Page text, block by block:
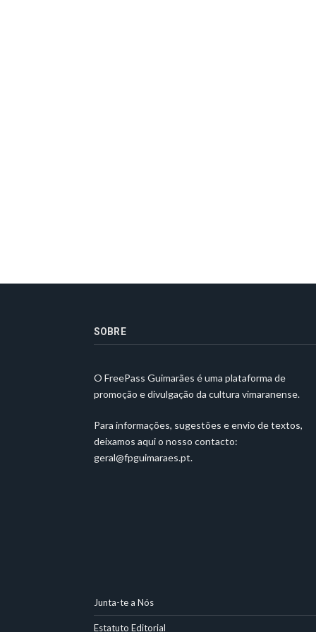
SOBRE
O FreePass Guimarães é uma plataforma de
promoção e divulgação da cultura vimaranense.
Para informações, sugestões e envio de textos,
deixamos aqui o nosso contacto:
geral@fpguimaraes.pt.
Junta-te a Nós
Estatuto Editorial